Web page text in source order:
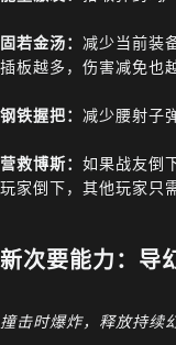
固若金汤： 减少当前装
插板越多，伤害减免也
钢铁握把： 减少腰射子
营救博斯： 如果战友倒
玩家倒下，其他玩家只
新次要能力：导
撞击时爆炸，释放持续